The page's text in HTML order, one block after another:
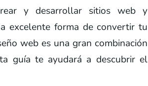
y desarrollar sitios web y
excelente forma de convertir tu
web es una gran combinación
guía te ayudará a descubrir el